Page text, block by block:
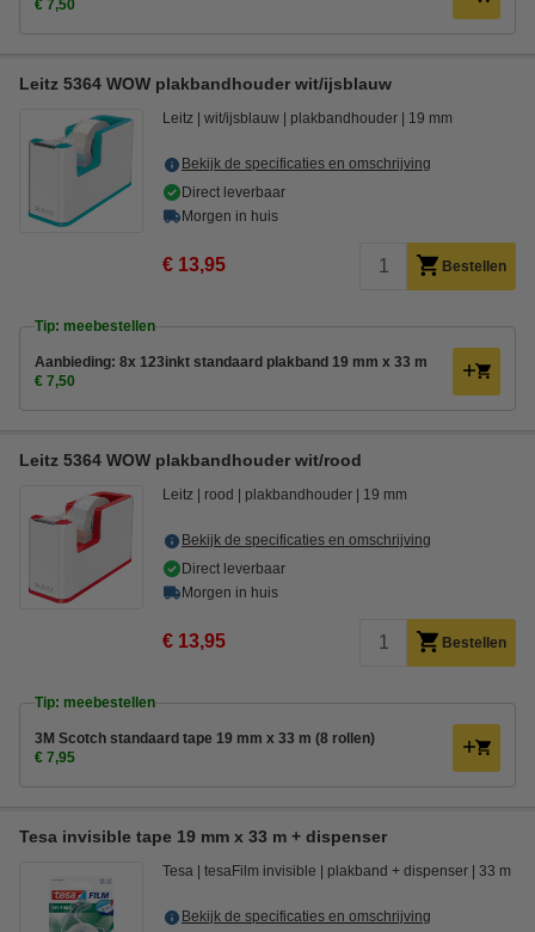
€ 7,50
Leitz 5364 WOW plakbandhouder wit/ijsblauw
Leitz wit/ijsblauw plakbandhouder 19 mm
Bekijk de specificaties en omschrijving
Direct leverbaar
Morgen in huis
€ 13,95 Bestellen
Tip: meebestellen
Aanbieding: 8x 123inkt standaard plakband 19 mm x 33 m
€ 7,50
Leitz 5364 WOW plakbandhouder wit/rood
Leitz rood plakbandhouder 19 mm
Bekijk de specificaties en omschrijving
Direct leverbaar
Morgen in huis
€ 13,95 Bestellen
Tip: meebestellen
3M Scotch standaard tape 19 mm x 33 m (8 rollen)
€ 7,95
Tesa invisible tape 19 mm x 33 m + dispenser
Tesa tesaFilm invisible plakband + dispenser 33 m
Bekijk de specificaties en omschrijving